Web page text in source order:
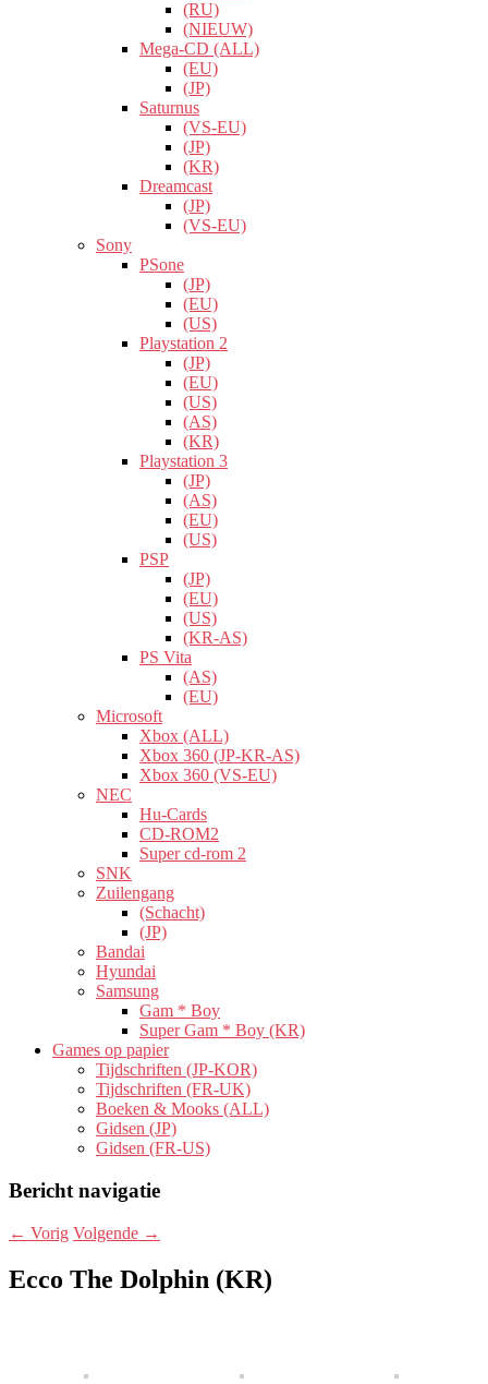
(RU)
(NIEUW)
Mega-CD (ALL)
(EU)
(JP)
Saturnus
(VS-EU)
(JP)
(KR)
Dreamcast
(JP)
(VS-EU)
Sony
PSone
(JP)
(EU)
(US)
Playstation 2
(JP)
(EU)
(US)
(AS)
(KR)
Playstation 3
(JP)
(AS)
(EU)
(US)
PSP
(JP)
(EU)
(US)
(KR-AS)
PS Vita
(AS)
(EU)
Microsoft
Xbox (ALL)
Xbox 360 (JP-KR-AS)
Xbox 360 (VS-EU)
NEC
Hu-Cards
CD-ROM2
Super cd-rom 2
SNK
Zuilengang
(Schacht)
(JP)
Bandai
Hyundai
Samsung
Gam * Boy
Super Gam * Boy (KR)
Games op papier
Tijdschriften (JP-KOR)
Tijdschriften (FR-UK)
Boeken & Mooks (ALL)
Gidsen (JP)
Gidsen (FR-US)
Bericht navigatie
← Vorig Volgende →
Ecco The Dolphin (KR)